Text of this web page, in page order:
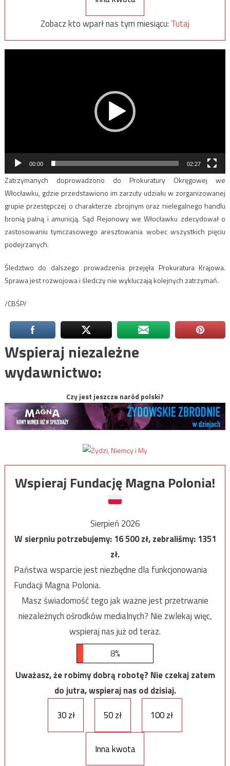
Zobacz kto wparł nas tym miesiącu: Tutaj
00:00 02:27
Zatrzymanych doprowadzono do Prokuratury Okręgowej we
Włocławku, gdzie przedstawiono im zarzuty udziału w zorganizowanej
grupie przestępczej o charakterze zbrojnym oraz nielegalnego handlu
bronią palną i amunicją. Sąd Rejonowy we Włocławku zdecydował o
zastosowaniu tymczasowego aresztowania wobec wszystkich pięciu
podejrzanych.
Śledztwo do dalszego prowadzenia przejęła Prokuratura Krajowa.
Sprawa jest rozwojowa i śledczy nie wykluczają kolejnych zatrzymań.
/CBŚP/
Wspieraj niezależne
wydawnictwo:
Czy jest jeszcze naród polski?
Wspieraj Fundację Magna Polonia!
Sierpień 2026
W sierpniu potrzebujemy:16 500zł, zebraliśmy:1351
zł.
Państwa wsparcie jest niezbędne dla funkcjonowania
Fundacji Magna Polonia.
Masz świadomość tego jak ważne jest przetrwanie
niezależnych ośrodków medialnych? Nie zwlekaj więc,
wspieraj nas już od teraz.
8%
Uważasz, że robimy dobrą robotę? Nie czekaj zatem
do jutra, wspieraj nas od dzisiaj.
30 zł
50 zł 100 zł
Inna kwota